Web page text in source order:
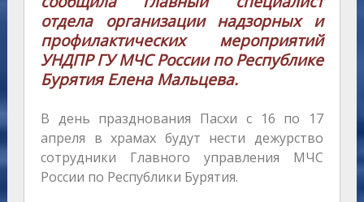
отдела организации надзорных и
профилактических мероприятий
УНДПР ГУ МЧС России по Республике
Бурятия Елена Мальцева.
В день празднования Пасхи с 16 по 17
апреля в храмах будут нести дежурство
сотрудники Главного управления МЧС
России по Республики Бурятия.